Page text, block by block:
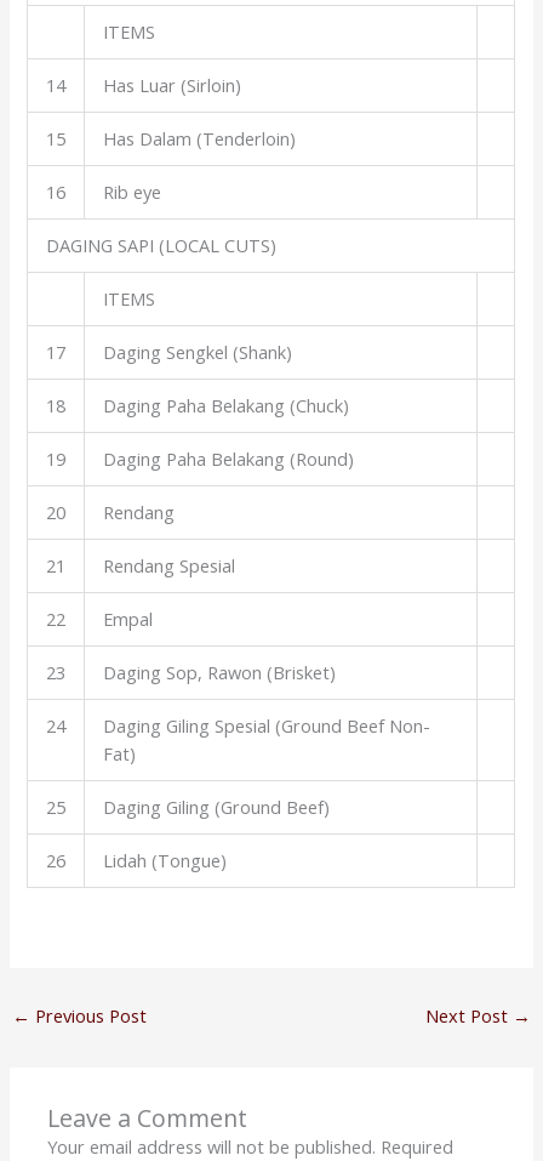
ITEMS
14 Has Luar (Sirloin)
15 Has Dalam (Tenderloin)
16 Rib eye
DAGING SAPI (LOCAL CUTS)
ITEMS
17 Daging Sengkel (Shank)
18 Daging Paha Belakang (Chuck)
19 Daging Paha Belakang (Round)
20 Rendang
21 Rendang Spesial
22 Empal
23 Daging Sop, Rawon (Brisket)
24
Daging Giling Spesial (Ground Beef Non-
Fat)
25 Daging Giling (Ground Beef)
26 Lidah (Tongue)
← Previous Post Next Post →
Leave a Comment
Your email address will not be published. Required